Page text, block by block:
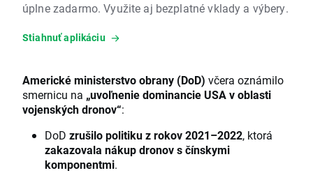
úplne zadarmo. Využite aj bezplatné vklady a výbery.
Stiahnuť aplikáciu
Americké ministerstvo obrany (DoD) včera oznámilo
smernicu na „uvoľnenie dominancie USA v oblasti
vojenských dronov“:
DoD zrušilo politiku z rokov 2021–2022, ktorá
zakazovala nákup dronov s čínskymi
komponentmi.